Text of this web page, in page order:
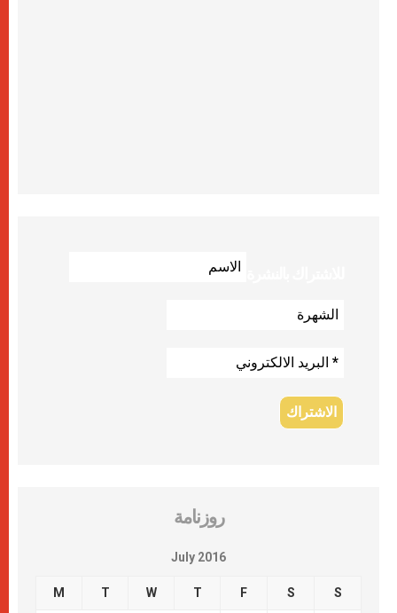
روزنامة
July 2016
M T W T F S S